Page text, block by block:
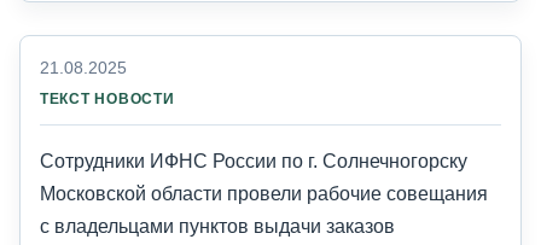
21.08.2025
ТЕКСТ НОВОСТИ
Сотрудники ИФНС России по г. Солнечногорску
Московской области провели рабочие совещания
с владельцами пунктов выдачи заказов